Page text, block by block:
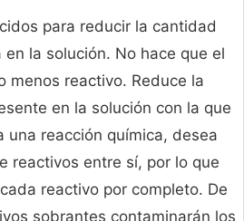
para reducir la cantidad
la solución. No hace que el
menos reactivo. Reduce la
en la solución con la que
una reacción química, desea
reactivos entre sí, por lo que
reactivo por completo. De
sobrantes contaminarán los